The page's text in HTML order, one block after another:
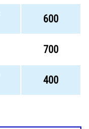
600
700
400